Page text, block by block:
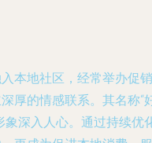
本地社区，经常举办促销
厚的情感联系。其名称“
象深入人心。通过持续优